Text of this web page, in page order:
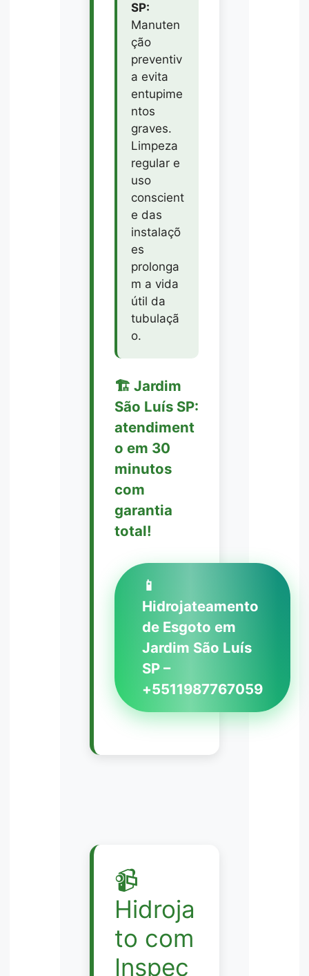
SP:
Manuten
ção
preventiv
a evita
entupime
ntos
graves.
Limpeza
regular e
uso
conscient
e das
instalaçõ
es
prolonga
m a vida
útil da
tubulaçã
o.
🏗️ Jardim
São Luís SP:
atendiment
o em 30
minutos
com
garantia
total!
📱
Hidrojateamento
de Esgoto em
Jardim São Luís
SP –
+5511987767059
📹
Hidroja
to com
Inspeç